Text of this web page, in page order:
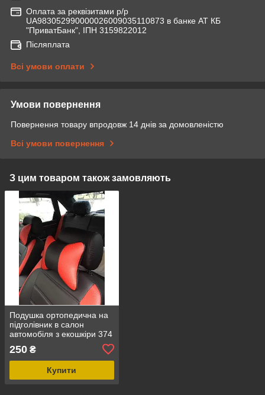
Оплата за реквізитами р/р
UA983052990000026009035110873 в банке АТ КБ
"ПриватБанк", ІПН 3159822012
Післяплата
Всі умови оплати
Умови повернення
Повернення товару впродовж 14 днів за домовленістю
Всі умови повернення
З цим товаром також замовляють
Подушка ортопедична на
підголівник в салон
автомобіля з екошкіри 374
250 ₴
Купити